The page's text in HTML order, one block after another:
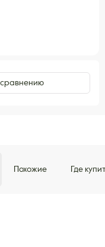
Похожие Где